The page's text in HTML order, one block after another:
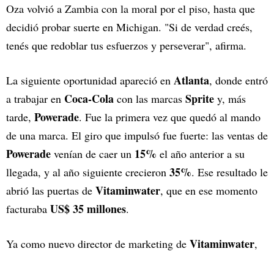
Oza volvió a Zambia con la moral por el piso, hasta que
decidió probar suerte en Michigan. "Si de verdad creés,
tenés que redoblar tus esfuerzos y perseverar", afirma.
La siguiente oportunidad apareció en Atlanta, donde entró
a trabajar en Coca-Cola con las marcas Sprite y, más
tarde, Powerade. Fue la primera vez que quedó al mando
de una marca. El giro que impulsó fue fuerte: las ventas de
Powerade venían de caer un 15% el año anterior a su
llegada, y al año siguiente crecieron 35%. Ese resultado le
abrió las puertas de Vitaminwater, que en ese momento
facturaba US$ 35 millones.
Ya como nuevo director de marketing de Vitaminwater,